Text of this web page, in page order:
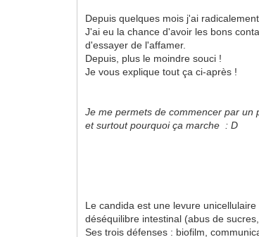
Depuis quelques mois j'ai
J'ai eu la chance d'avoir les bons
d'essayer de l'affamer.
Depuis, plus le moindre souci !
Je vous explique tout ça ci-après !
Je me permets de commencer par
et surtout pourquoi ça marche : D
Le candida est une levure
déséquilibre intestinal (abus de
Ses trois défenses : biofilm,